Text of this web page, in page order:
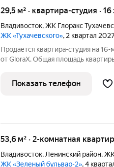
29,5 м² · квартира-студия ·
Владивосток,ЖК Глоракс
ЖК «Тухачевского», 2 квартал
Продается квартира-студия на
от GloraX. Общая площадь
Номер квартиры - 310.
Показать телефон
53,6 м² · 2-комнатная
Владивосток, Ленинский район,ЖК
ЖК «Зеленый бульвар-2», 4